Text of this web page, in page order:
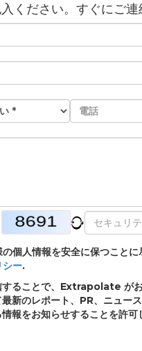
ください。すぐにご連
個人情報を安全に保つことに
シー.
することで、Extrapolate が
新のレポート、PR、ニュー
報をお知らせすることを許可